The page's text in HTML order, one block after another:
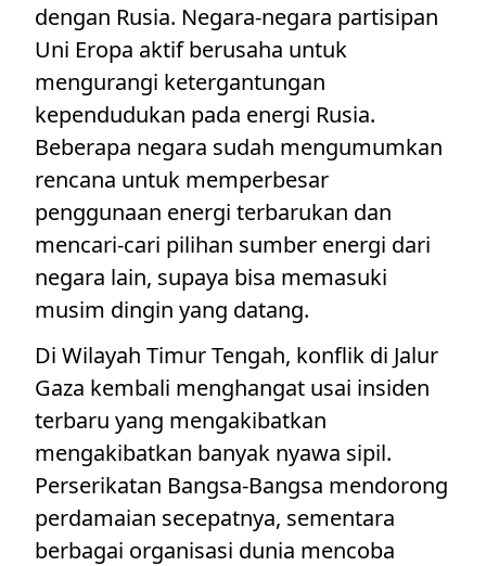
dengan Rusia. Negara-negara partisipan
Uni Eropa aktif berusaha untuk
mengurangi ketergantungan
kependudukan pada energi Rusia.
Beberapa negara sudah mengumumkan
rencana untuk memperbesar
penggunaan energi terbarukan dan
mencari-cari pilihan sumber energi dari
negara lain, supaya bisa memasuki
musim dingin yang datang.
Di Wilayah Timur Tengah, konflik di Jalur
Gaza kembali menghangat usai insiden
terbaru yang mengakibatkan
mengakibatkan banyak nyawa sipil.
Perserikatan Bangsa-Bangsa mendorong
perdamaian secepatnya, sementara
berbagai organisasi dunia mencoba